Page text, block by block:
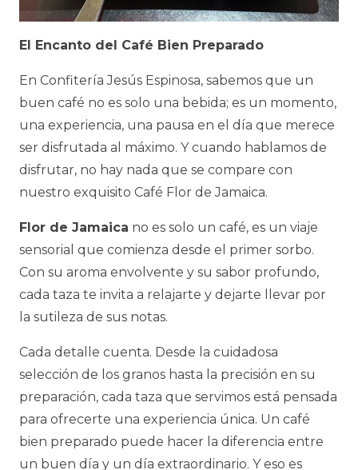
El Encanto del Café Bien Preparado
En Confitería Jesús Espinosa, sabemos que un
buen café no es solo una bebida; es un momento,
una experiencia, una pausa en el día que merece
ser disfrutada al máximo. Y cuando hablamos de
disfrutar, no hay nada que se compare con
nuestro exquisito Café Flor de Jamaica.
Flor de Jamaica no es solo un café, es un viaje
sensorial que comienza desde el primer sorbo.
Con su aroma envolvente y su sabor profundo,
cada taza te invita a relajarte y dejarte llevar por
la sutileza de sus notas.
Cada detalle cuenta. Desde la cuidadosa
selección de los granos hasta la precisión en su
preparación, cada taza que servimos está pensada
para ofrecerte una experiencia única. Un café
bien preparado puede hacer la diferencia entre
un buen día y un día extraordinario. Y eso es